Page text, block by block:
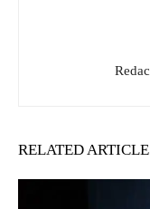
RELATED